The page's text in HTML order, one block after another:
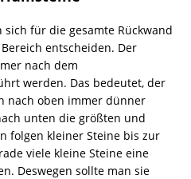
für die gesamte Rückwand
entscheiden. Der
nach dem
werden. Das bedeutet, der
nach oben immer dünner
unten die größten und
folgen kleiner Steine bis zur
viele kleine Steine eine
Deswegen sollte man sie